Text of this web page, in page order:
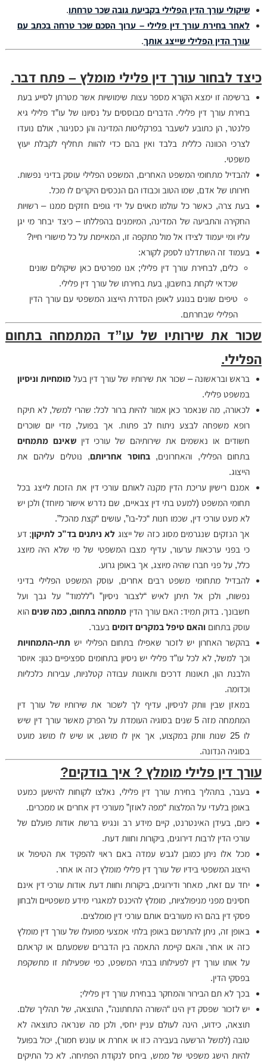
שיקולי עורך הדין הפלילי בקביעת גובה שכר טרחתו.
לאחר בחירת עורך דין פלילי – ערוך הסכם שכר טרחה בכתב עם
עורך הדין הפלילי שייצג אותך.
כיצד לבחור עורך דין פלילי מומלץ – פתח דבר.
ברשימה זו ימצא הקורא מספר עצות שימושיות אשר מטרתן לסייע בעת
בחירת עורך דין פלילי. הדברים מבוססים על נסיונו של עו”ד פלילי גיא
פלנטר, הן כתובע לשעבר בפרקליטות המדינה והן כסניגור, אולם נועדו
לצרכי הכוונה כללית בלבד ואין בהם כדי להוות תחליף לקבלת יעוץ
משפטי.
להבדיל מתחומי המשפט האחרים, המשפט הפלילי עוסק בדיני נפשות.
חירותו של אדם, שמו הטוב וכבודו הם הנכסים היקרים לו מכל.
בעת צרה, כאשר כל עולמו מאוים על ידי גופים חזקים ממנו – רשויות
החקירה והתביעה של המדינה, המיומנים בהפללתו – כיצד יבחר מי יגן
עליו ומי יעמוד לצידו אל מול מתקפה זו, המאיימת על כל מישורי חייו?
בעמוד זה השתדלנו לספק לקורא:
כלים, לבחירת עורך דין פלילי; אנו מפרטים כאן שיקולים שונים
שכדאי לקחת בחשבון, בעת בחירתו של עורך דין פלילי.
טיפים שונים בנוגע לאופן הסדרת הייצוג המשפטי עם עורך הדין
הפלילי שבחרתם.
שכור את שירותיו של עו”ד המתמחה בתחום
הפלילי.
בראש ובראשונה – שכור את שירותיו של עורך דין בעל מומחיות וניסיון
במשפט פלילי.
לכאורה, מה שנאמר כאן אמור להיות ברור לכל: שהרי למשל, לא תיקח
רופא משפחה לבצע ניתוח לב פתוח. אך בפועל, מדי יום שוכרים
חשודים או נאשמים את שירותיהם של עורכי דיןשאינם מתמחים
בתחום הפלילי, והאחרונים, בחוסר אחריותם, נוטלים עליהם את
הייצוג.
אמנם רישיון עריכת הדין מקנה לאותם עורכי דין את הזכות לייצג בכל
תחומי המשפט (למעט בתי דין צבאיים, שם נדרש אישור מיוחד) ולכן יש
לא מעט עורכי דין, שכמו חנות “כל-בו”, עושים “קצת מהכל”.
אך הנזקים שנגרמים מסוג כזה של ייצוג לא ניתנים בד”כ לתיקון; דע
כי בפני ערכאות ערעור, עדיף מצבו המשפטי של מי שלא היה מיוצג
כלל, על פני חברו שהיה מיוצג, אך באופן גרוע.
להבדיל מתחומי משפט רבים אחרים, עוסק המשפט הפלילי בדיני
נפשות, ולכן אל תיתן לאיש “לצבור ניסיון” ו”ללמוד” על גבך ועל
חשבונך. בדוק תמיד: האם עורך הדין מתמחה בתחום, כמה שניםהוא
עוסק בתחום והאם טיפל במקרים דומיםבעבר.
בהקשר האחרון יש לזכור שאפילו בתחום הפלילי יש תתי-התמחויות
וכך למשל, לא לכל עו”ד פלילי יש ניסיון בתחומים ספציפיים כגון: איוסר
הלבנת הון, תאונות דרכים ותאונות עבודה קטלניות, עבירות כלכליות
וכדומה.
במאזן שבין וותק לניסיון, עדיף לך לשכור את שירותיו של עורך דין
המתמחה מזה 5 שנים בסוגיה העומדת על הפרק מאשר עורך דין שיש
לו 25 שנות וותק במקצוע, אך אין לו מושג, או שיש לו מושג מועט
בסוגיה הנדונה.
עורך דין פלילי מומלץ ? איך בודקים?
בעבר, בתהליך בחירת עורך דין פלילי, נאלצו לקוחות להישען כמעט
באופן בלעדי על המלצות “מפה לאוזן” מעורכי דין אחרים או ממכרים.
כיום, בעידן האינטרנט, קיים מידע רב ונגיש ברשת אודות פועלם של
עורכי הדין לרבות דירוגים, ביקורות וחוות דעת.
מכל אלו ניתן כמובן לגבש עמדה באם ראוי להפקיד את הטיפול או
הייצוג המשפטי בידיו של עורך דין פלילי מומלץ כזה או אחר.
יחד עם זאת, מאחר ודירוגים, ביקורות וחוות דעת אודות עורכי דין אינם
חסינים מפני מניפולציות, מומלץ להיכנס למאגרי מידע משפטיים ולבחון
פסקי דין בהם היו מעורבים אותם עורכי דין מומלצים.
באופן זה, ניתן להתרשם באופן בלתי אמצעי מפועלו של עורך דין מומלץ
כזה או אחר, והאם קיימת התאמה בין הדברים ששמעתם או קראתם
על אותו עורך דין לפעילותו בבתי המשפט, כפי שפעילות זו מתשקפת
בפסקי הדין.
בכך לא תם הבירור והמחקר בבחירת עורך דין פלילי;
יש לזכור שפסק דין הינו “השורה התחתונה”, התוצאה, של תהליך שלם.
תוצאה, כידוע, הינה לעולם עניין יחסי, ולכן מה שנראה כתוצאה לא
טובה (למשל הרשעה בעבירה כזו או אחרת או עונש חמור), יכול בפועל
להיות הישג משפטי של ממש, ביחס לנקודת הפתיחה. לא כל התיקים